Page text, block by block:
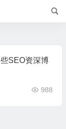
SEO资深博
988